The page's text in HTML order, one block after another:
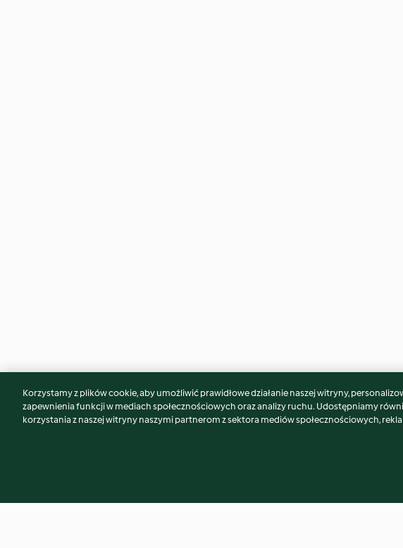
Może spodoba Ci się również...
Korzystamy z plików cookie, aby umożliwić prawidłowe działanie naszej witryny,
zapewnienia funkcji w mediach społecznościowych oraz analizy ruchu. Udostępniamy
korzystania z naszej witryny naszymi partnerom z sektora mediów społecznościowych,